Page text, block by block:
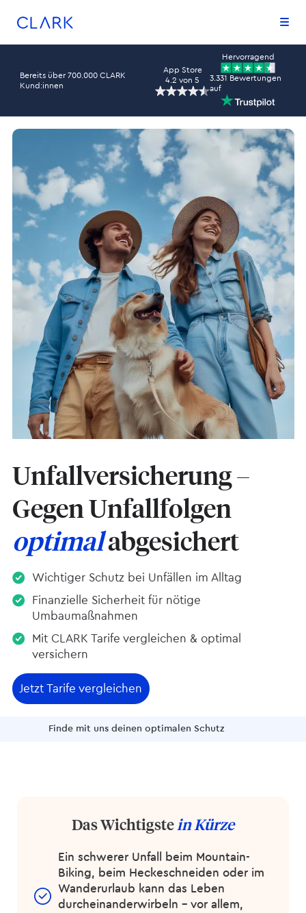
Bereits über 700.000 CLARK
Kund:innen
App Store
4.2 von 5
Hervorragend
3.331 Bewertungen
auf
Unfall­versicherung –
Gegen Unfallfolgen
optimalabgesichert
Wichtiger Schutz bei Unfällen im Alltag
Finanzielle Sicherheit für nötige
Umbaumaßnahmen
Mit CLARK Tarife vergleichen & optimal
versichern
Jetzt Tarife vergleichen
Finde mit uns deinen optimalen Schutz
Das Wichtigste in Kürze
Ein schwerer Unfall beim Mountain-
Biking, beim Heckeschneiden oder im
Wanderurlaub kann das Leben
durcheinanderwirbeln – vor allem,